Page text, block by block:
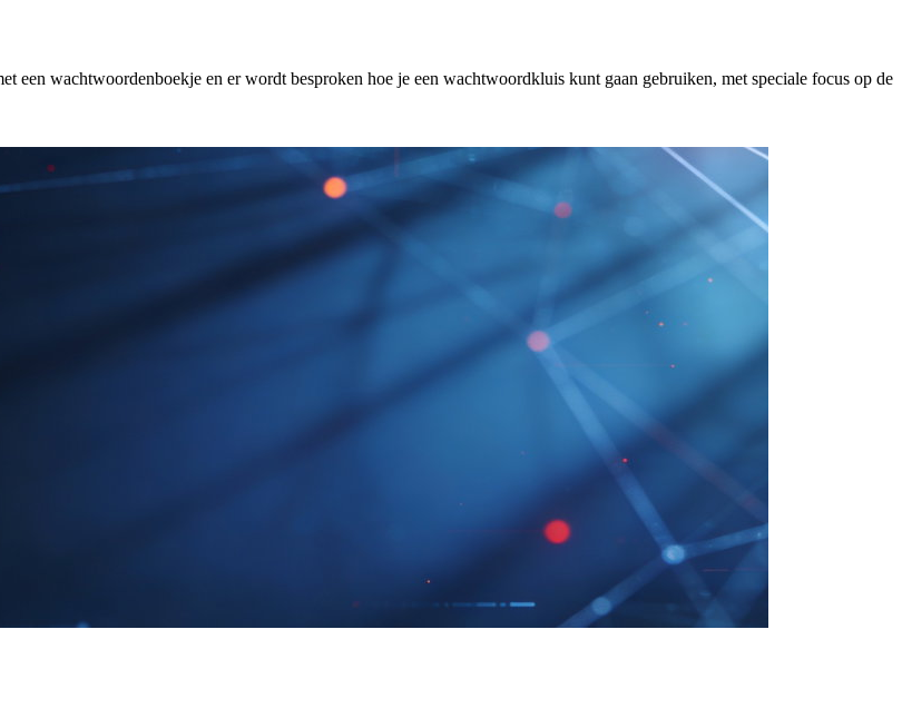
wachtwoordenboekje en er wordt besproken hoe je een wachtwoordkluis kunt gaan gebruiken, met speciale focus op de